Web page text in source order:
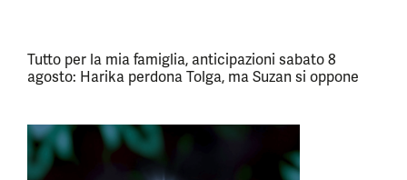
Tutto per la mia famiglia, anticipazioni sabato 8
agosto: Harika perdona Tolga, ma Suzan si oppone